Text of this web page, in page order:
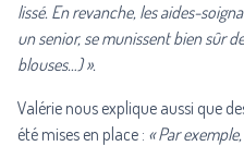
lissé. En revanche, les aides-
un senior, se munissent bien sûr
blouses…) ».
Valérie nous explique aussi que
été mises en place : « Par